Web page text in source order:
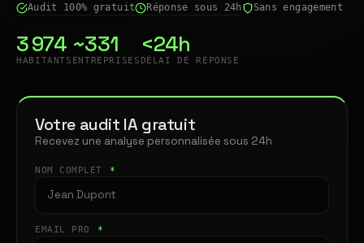
Audit 100% gratuit Réponse sous 24h Sans engagement
3 974
HABITANTS
~331
ENTREPRISES
<24h
DÉLAI DE RÉPONSE
Votre audit IA gratuit
Recevez une analyse personnalisée sous 24h
NOM COMPLET *
EMAIL PRO *